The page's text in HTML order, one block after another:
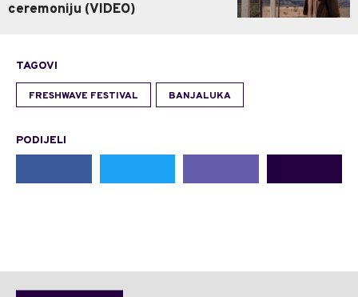
ceremoniju (VIDEO)
TAGOVI
FRESHWAVE FESTIVAL BANJALUKA
PODIJELI